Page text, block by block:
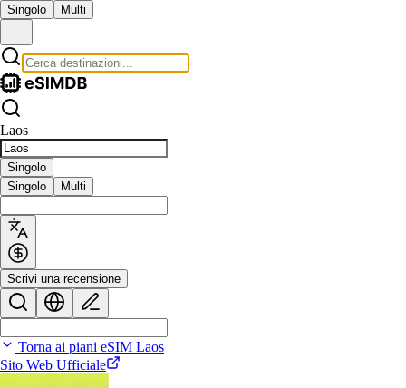
Singolo Multi
Laos
Singolo
Singolo
Multi
Scrivi una recensione
Torna ai piani eSIM Laos
Sito Web Ufficiale